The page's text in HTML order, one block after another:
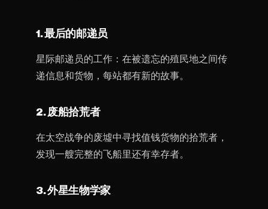
1. 最后的邮递员
星际邮递员的工作：在被遗忘的殖民地之间传
递信息和货物，每站都有新的故事。
2. 废船拾荒者
在太空战争的废墟中寻找值钱货物的拾荒者，
发现一艘完整的飞船里还有幸存者。
3. 外星生物学家